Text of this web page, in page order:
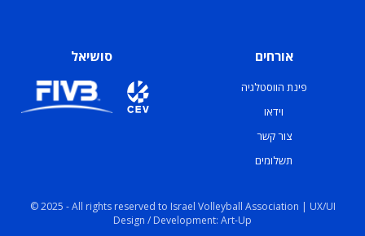
אורחים
פינת הווסטלגיה
וידאו
צור קשר
תשלומים
סושיאל
© 2025 - All rights reserved to Israel Volleyball Association | UX/UI
Design / Development: Art-Up